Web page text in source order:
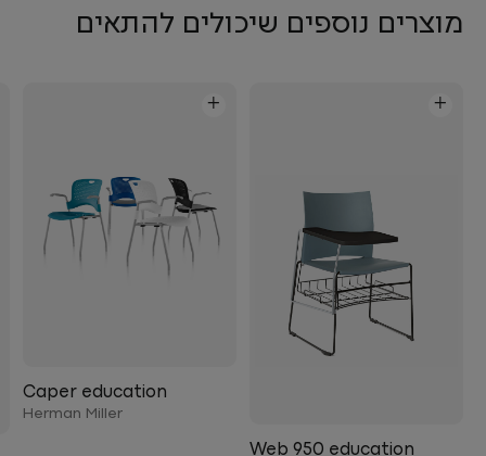
מוצרים נוספים שיכולים להתאים
+
+
Caper education
Herman Miller